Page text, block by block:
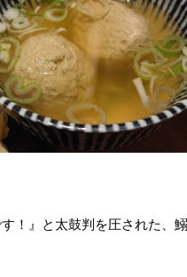
す！』と太鼓判を圧された、